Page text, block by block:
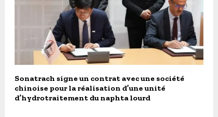
Sonatrach signe un contrat avec une société
chinoise pour la réalisation d’une unité
d’hydrotraitement du naphta lourd